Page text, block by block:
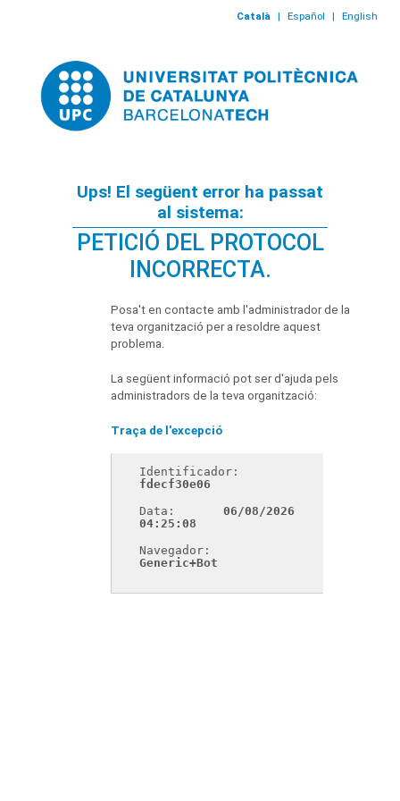
Català | Español | English
Ups! El següent error ha passat
al sistema:
PETICIÓ DEL PROTOCOL
INCORRECTA.
Posa't en contacte amb l'administrador de la
teva organització per a resoldre aquest
problema.
La següent informació pot ser d'ajuda pels
administradors de la teva organització:
Traça de l'excepció
fdecf30e06
Data:
06/08/2026
04:25:08
Generic+Bot